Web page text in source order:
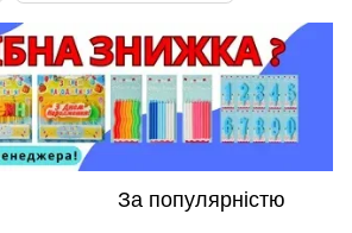
За популярністю